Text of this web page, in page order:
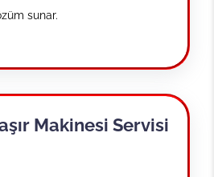
sunar.
Makinesi Servisi